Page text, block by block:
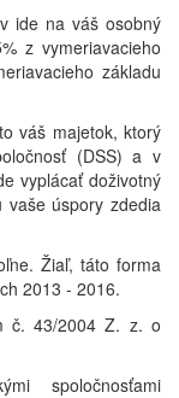
ide na váš osobný
z vymeriavacieho
základu
váš majetok, ktorý
(DSS) a v
vyplácať doživotný
vaše úspory zdedia
Žiaľ, táto forma
2013 - 2016.
č. 43/2004 Z. z. o
spoločnosťami